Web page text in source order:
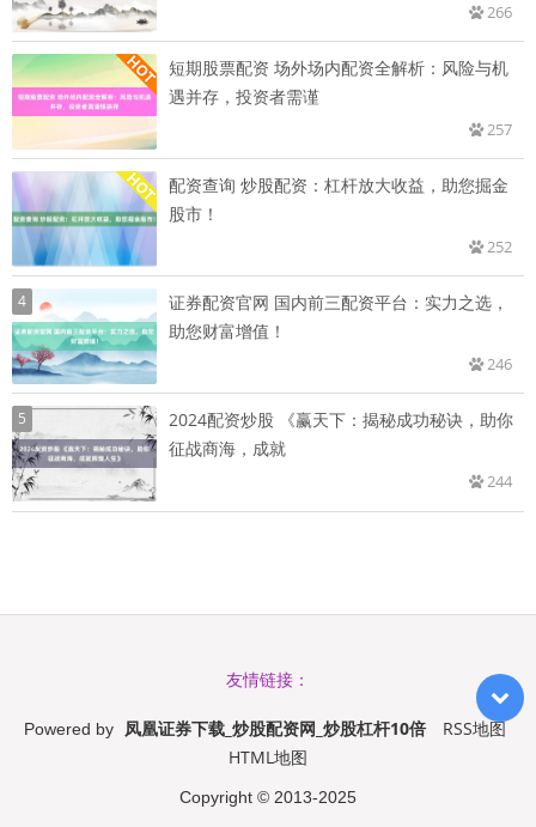
266
短期股票配资 场外场内配资全解析：风险与机
遇并存，投资者需谨
257
配资查询 炒股配资：杠杆放大收益，助您掘金
股市！
252
4
证券配资官网 国内前三配资平台：实力之选，
助您财富增值！
246
5
2024配资炒股 《赢天下：揭秘成功秘诀，助你
征战商海，成就
244
友情链接：
Powered by 凤凰证券下载_炒股配资网_炒股杠杆10倍
RSS地图
HTML地图
Copyright © 2013-2025